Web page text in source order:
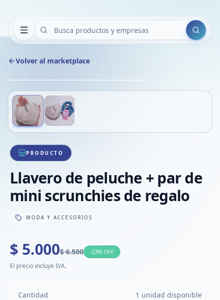
Buscar
Volver al marketplace
1/2
PRODUCTO
Llavero de peluche + par de
mini scrunchies de regalo
MODA Y ACCESORIOS
$ 5.000$ 6.500 -23% OFF
El precio incluye IVA.
Cantidad 1 unidad disponible